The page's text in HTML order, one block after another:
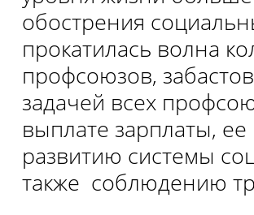
обострения
прокатилась волна
профсоюзов,
задачей всех
выплате зарплаты,
развитию системы
также соблюдению